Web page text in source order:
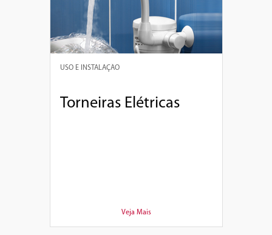
USO E INSTALAÇÃO
Torneiras Elétricas
Veja Mais